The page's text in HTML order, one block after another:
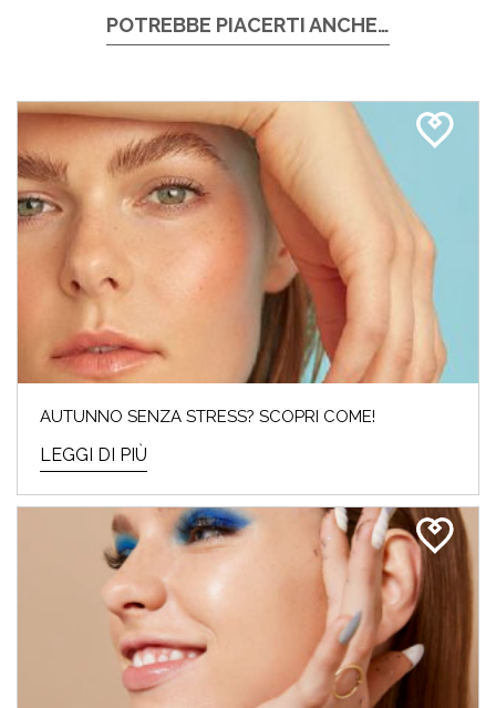
POTREBBE PIACERTI ANCHE…
AUTUNNO SENZA STRESS? SCOPRI COME!
LEGGI DI PIÙ